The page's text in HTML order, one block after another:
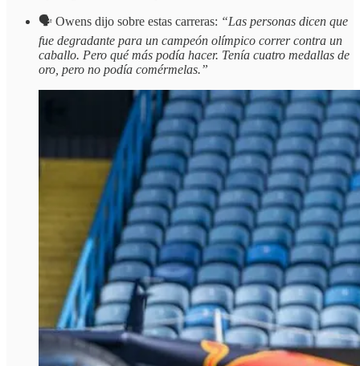
🗣️ Owens dijo sobre estas carreras: “Las personas dicen que
fue degradante para un campeón olímpico correr contra un
caballo. Pero qué más podía hacer. Tenía cuatro medallas de
oro, pero no podía comérmelas.”